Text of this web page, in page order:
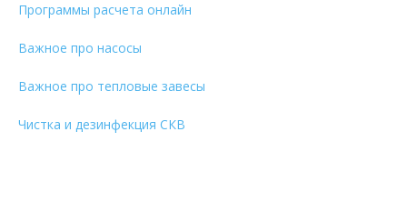
Программы расчета онлайн
Важное про насосы
Важное про тепловые завесы
Чистка и дезинфекция СКВ